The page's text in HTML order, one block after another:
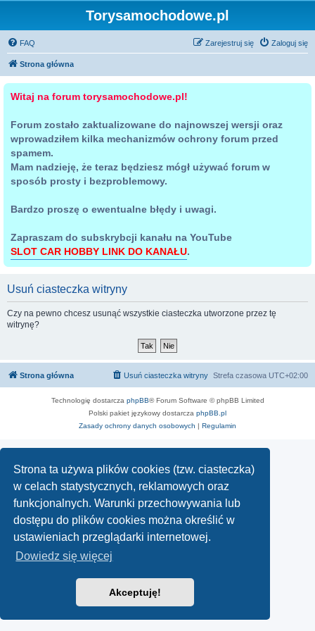
Strona ta używa plików cookies (tzw. ciasteczka)
w celach statystycznych, reklamowych oraz
funkcjonalnych. Warunki przechowywania lub
dostępu do plików cookies można określić w
ustawieniach przeglądarki internetowej.
Dowiedz się więcej
Akceptuję!
Torysamochodowe.pl
FAQ Zaloguj się
Zarejestruj się
Strona główna
Witaj na forum torysamochodowe.pl!
Forum zostało zaktualizowane do najnowszej wersji oraz
wprowadziłem kilka mechanizmów ochrony forum przed
spamem.
Mam nadzieję, że teraz będziesz mógł używać forum w
sposób prosty i bezproblemowy.
Bardzo proszę o ewentualne błędy i uwagi.
Zapraszam do subskrybcji kanału na YouTube
SLOT CAR HOBBY LINK DO KANAŁU.
Usuń ciasteczka witryny
Czy na pewno chcesz usunąć wszystkie ciasteczka utworzone przez tę
witrynę?
Strona główna Strefa czasowa UTC+02:00
Usuń ciasteczka witryny
Technologię dostarcza phpBB® Forum Software © phpBB Limited
Polski pakiet językowy dostarcza phpBB.pl
Zasady ochrony danych osobowych | Regulamin